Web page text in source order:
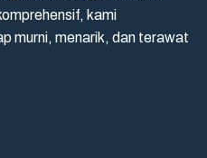
kami
murni, menarik, dan terawat